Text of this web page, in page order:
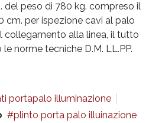
del peso di 780 kg. compreso il
cm. per ispezione cavi al palo
collegamento alla linea, il tutto
norme tecniche D.M. LL.PP.
portapalo illuminazione
plinto porta palo illuinazione